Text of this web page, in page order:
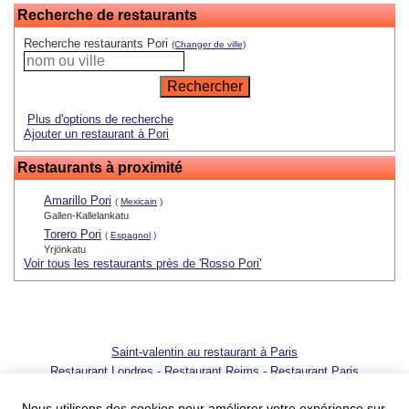
Recherche de restaurants
Recherche restaurants Pori (Changer de ville)
Plus d'options de recherche
Ajouter un restaurant à Pori
Restaurants à proximité
Amarillo Pori ( Mexicain )
Gallen-Kallelankatu
Torero Pori ( Espagnol )
Yrjönkatu
Voir tous les restaurants près de 'Rosso Pori'
Saint-valentin au restaurant à Paris
Restaurant Londres - Restaurant Reims - Restaurant Paris
interdite